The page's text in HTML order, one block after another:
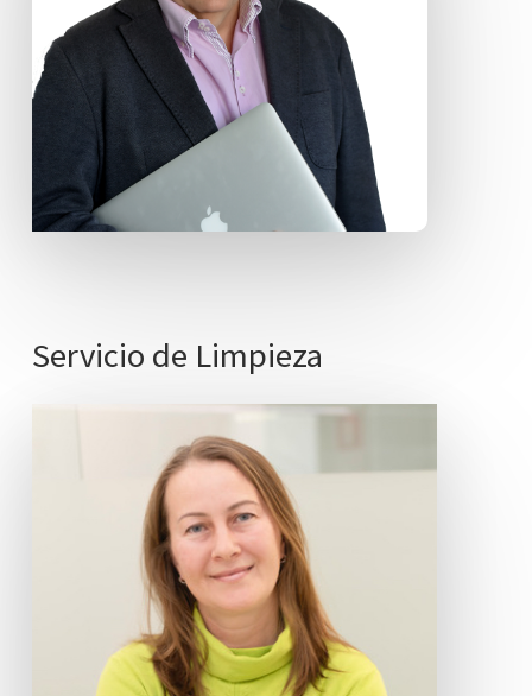
Servicio de Limpieza